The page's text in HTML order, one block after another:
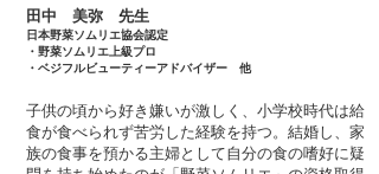
田中 美弥 先生
日本野菜ソムリエ協会認定
・野菜ソムリエ上級プロ
・ベジフルビューティーアドバイザー 他
子供の頃から好き嫌いが激しく、小学校時代は給
食が食べられず苦労した経験を持つ。結婚し、家
族の食事を預かる主婦として自分の食の嗜好に疑